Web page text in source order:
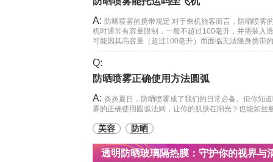
A: 防晒喷雾的携带规定 对于乘机旅客而言，防晒喷雾
机时通常有容量限制，一般不超过100毫升，并需装入
可能因其高容量（超过100毫升）而面临无法随身携带
Q:
防晒喷雾正确使用方法圆弧
A: 炎炎夏日，防晒喷雾成了我们的日常必备。但你知
雾的正确使用圆弧法则，让你的肌肤在阳光下也能如丝
美容 防晒
透明防晒玻璃隔热膜：守护你的视界与